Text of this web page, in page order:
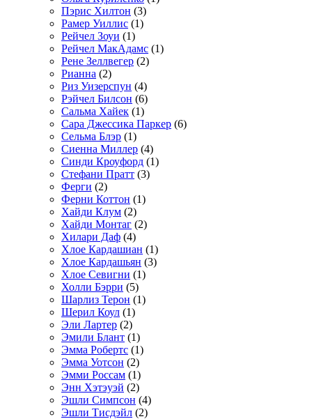
Пэрис Хилтон (3)
Рамер Уиллис (1)
Рейчел Зоуи (1)
Рейчел МакАдамс (1)
Рене Зеллвегер (2)
Рианна (2)
Риз Уизерспун (4)
Рэйчел Билсон (6)
Сальма Хайек (1)
Сара Джессика Паркер (6)
Сельма Блэр (1)
Сиенна Миллер (4)
Синди Кроуфорд (1)
Стефани Пратт (3)
Ферги (2)
Ферни Коттон (1)
Хайди Клум (2)
Хайди Монтаг (2)
Хилари Даф (4)
Хлое Кардашиан (1)
Хлое Кардашьян (3)
Хлое Севигни (1)
Холли Бэрри (5)
Шарлиз Терон (1)
Шерил Коул (1)
Эли Лартер (2)
Эмили Блант (1)
Эмма Робертс (1)
Эмма Уотсон (2)
Эмми Россам (1)
Энн Хэтэуэй (2)
Эшли Симпсон (4)
Эшли Тисдэйл (2)